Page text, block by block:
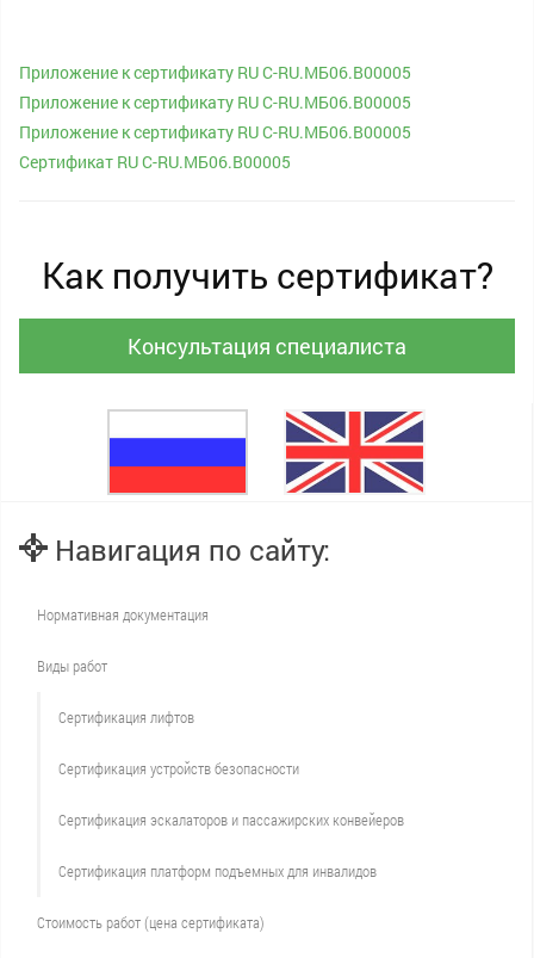
Приложение к сертификату RU C-RU.МБ06.В00005
Приложение к сертификату RU C-RU.МБ06.В00005
Приложение к сертификату RU C-RU.МБ06.В00005
Сертификат RU C-RU.МБ06.В00005
Как получить сертификат?
Консультация специалиста
Навигация по сайту:
Нормативная документация
Виды работ
Сертификация лифтов
Сертификация устройств безопасности
Сертификация эскалаторов и пассажирских конвейеров
Сертификация платформ подъемных для инвалидов
Стоимость работ (цена сертификата)